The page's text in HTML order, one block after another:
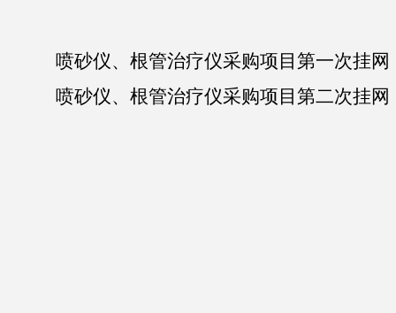
喷砂仪、根管治疗仪采购项目第一次挂网
喷砂仪、根管治疗仪采购项目第二次挂网